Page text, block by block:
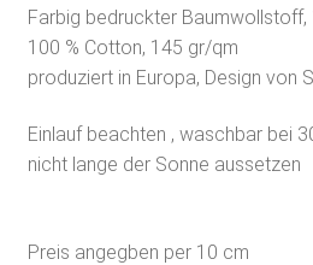
Farbig bedruckter Baumwollstoff,
100 % Cotton, 145 gr/qm
produziert in Europa, Design von
Einlauf beachten , waschbar bei
nicht lange der Sonne aussetzen
Preis angegben per 10 cm